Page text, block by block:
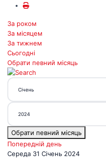
За роком
За місяцем
За тижнем
Сьогодні
Обрати певний місяць
Обрати певний місяць
Попередній день
Середа 31 Січень 2024